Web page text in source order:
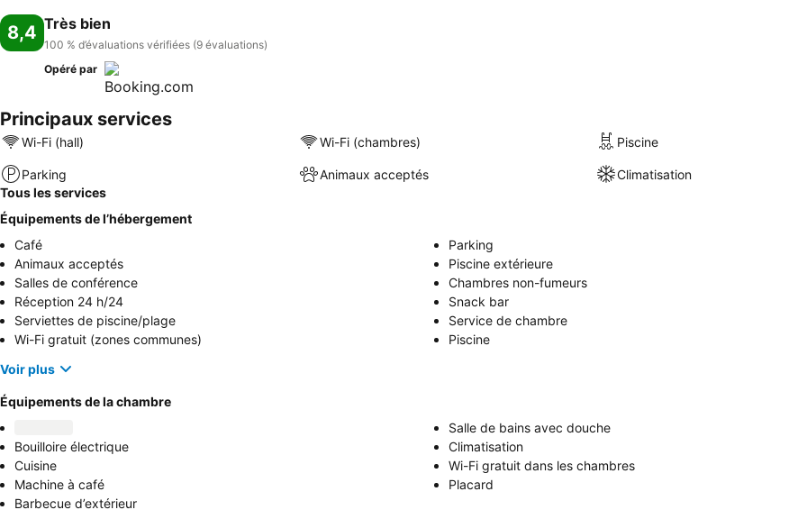
8,4 Très bien
100 % d’évaluations vérifiées (9 évaluations)
Opéré par
Principaux services
Wi-Fi (hall) Wi-Fi (chambres) Piscine
Parking Animaux acceptés
Climatisation
Tous les services
Équipements de l’hébergement
Café
Parking
Animaux acceptés
Piscine extérieure
Salles de conférence
Chambres non-fumeurs
Réception 24 h/24
Snack bar
Serviettes de piscine/plage
Service de chambre
Wi-Fi gratuit (zones communes)
Piscine
Voir plus
Équipements de la chambre
Salle de bains avec douche
Bouilloire électrique
Climatisation
Cuisine
Wi-Fi gratuit dans les chambres
Machine à café
Placard
Barbecue d’extérieur